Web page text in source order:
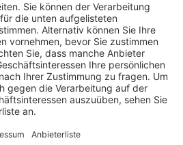
Erft, Gero Fürstenberg.
25.01.2024 17:33
bewerten 27 Prozent der
Erft-Kreis die Lage als gut, 24